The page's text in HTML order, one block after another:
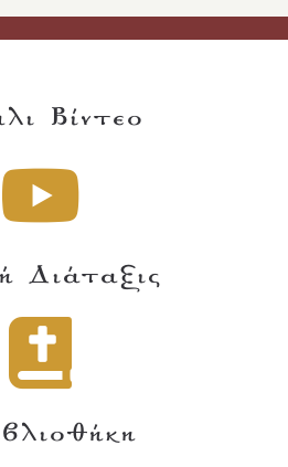
Βίντεο
Διάταξις